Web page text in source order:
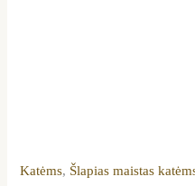
Katėms, Šlapias maistas